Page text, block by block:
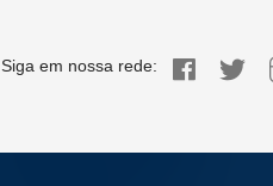
Siga em nossa rede: